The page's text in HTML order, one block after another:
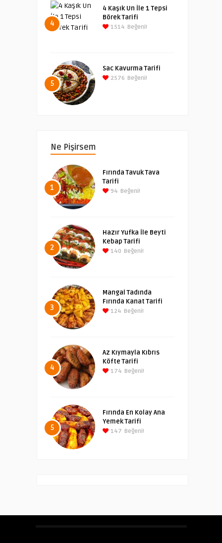
4
4 Kaşık Un İle 1 Tepsi
Börek Tarifi
1514 Beğeni!
5
Sac Kavurma Tarifi
2576 Beğeni!
Ne Pişirsem
1
Fırında Tavuk Tava
Tarifi
94 Beğeni!
2
Hazır Yufka İle Beyti
Kebap Tarifi
140 Beğeni!
3
Mangal Tadında
Fırında Kanat Tarifi
124 Beğeni!
4
Az Kıymayla Kıbrıs
Köfte Tarifi
174 Beğeni!
5
Fırında En Kolay Ana
Yemek Tarifi
147 Beğeni!